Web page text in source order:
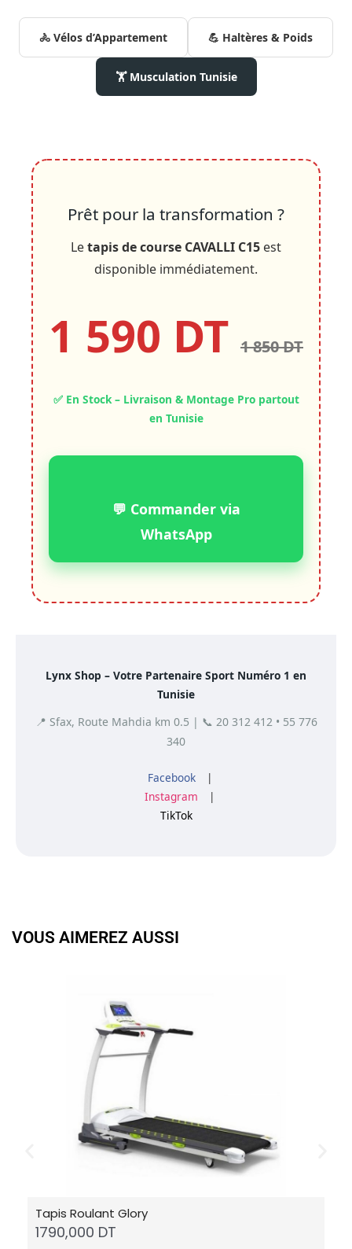
🚴 Vélos d’Appartement 💪 Haltères & Poids
🏋️ Musculation Tunisie
Prêt pour la transformation ?
Letapis de course CAVALLI C15 est
disponible immédiatement.
1 590 DT 1 850 DT
✅ En Stock – Livraison & Montage Pro partout
en Tunisie
💬 Commander via
WhatsApp
Lynx Shop – Votre Partenaire Sport Numéro 1 en
Tunisie
📍 Sfax, Route Mahdia km 0.5 | 📞 20 312 412 • 55 776
340
Facebook
|
Instagram
|
TikTok
VOUS AIMEREZ AUSSI
Tapis Roulant Glory
1790,000 DT